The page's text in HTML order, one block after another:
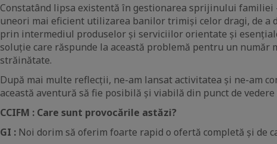
Constatând lipsa existentă în gestionarea sprijinului familiei
uneori mai eficient utilizarea banilor trimiși celor dragi, de
prin intermediul produselor și serviciilor orientate și
soluție care răspunde la această problemă pentru un număr
străinătate.
După mai multe reflecții, ne-am lansat activitatea și ne-am
această aventură să fie posibilă și viabilă din punct de vedere
CCIFM : Care sunt provocările astăzi?
GI : Noi dorim să oferim foarte rapid o ofertă completă și de